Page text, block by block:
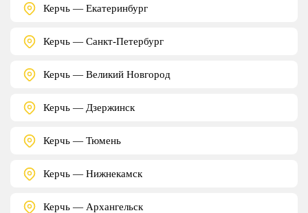
Керчь — Екатеринбург
Керчь — Санкт-Петербург
Керчь — Великий Новгород
Керчь — Дзержинск
Керчь — Тюмень
Керчь — Нижнекамск
Керчь — Архангельск